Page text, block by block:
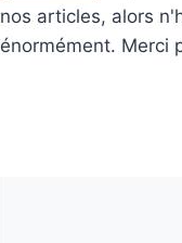
nos articles, alors
énormément. Merci